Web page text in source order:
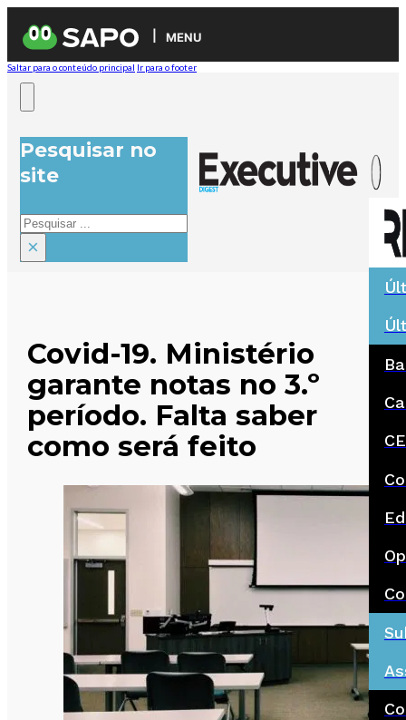
MENU
Saltar para o conteúdo principal Ir para o footer
Pesquisar no
site
Pesquisar
×
Covid-19. Ministério
garante notas no 3.º
período. Falta saber
como será feito